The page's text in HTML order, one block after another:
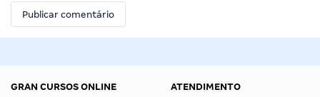
GRAN CURSOS ONLINE
ATENDIMENTO